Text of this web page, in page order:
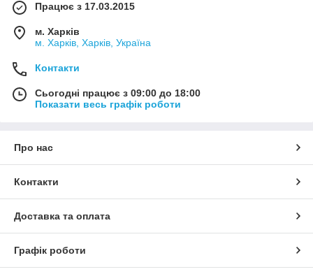
Працює з 17.03.2015
м. Харків
м. Харків, Харків, Україна
Контакти
Сьогодні працює з 09:00 до 18:00
Показати весь графік роботи
Про нас
Контакти
Доставка та оплата
Графік роботи